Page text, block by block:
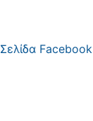
Σελίδα Facebook